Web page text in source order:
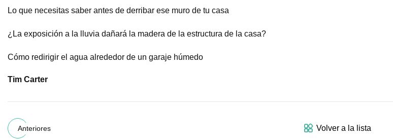
Lo que necesitas saber antes de derribar ese muro de tu casa
¿La exposición a la lluvia dañará la madera de la estructura de la casa?
Cómo redirigir el agua alrededor de un garaje húmedo
Tim Carter
Anteriores Volver a la lista